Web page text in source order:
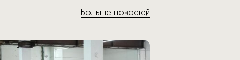
Больше новостей